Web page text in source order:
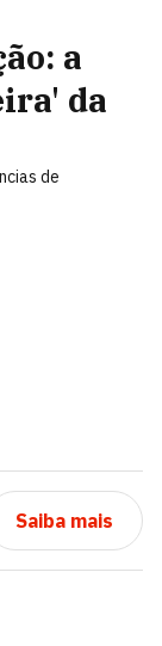
a
da
de
Saiba mais